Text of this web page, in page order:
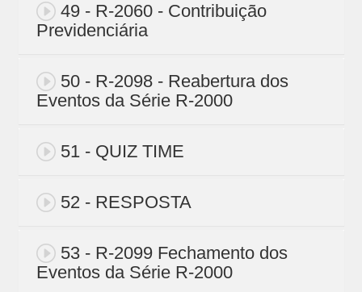
49 - R-2060 - Contribuição
Previdenciária
50 - R-2098 - Reabertura dos
Eventos da Série R-2000
51 - QUIZ TIME
52 - RESPOSTA
53 - R-2099 Fechamento dos
Eventos da Série R-2000